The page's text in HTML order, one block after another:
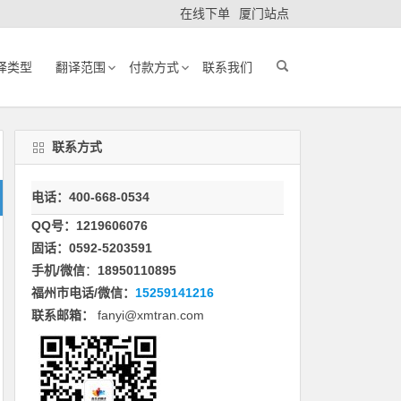
在线下单 厦门站点
类型 翻译范围 付款方式 联系我们
联系方式
电话：400-668-0534
QQ号：1219606076
固话：0592-5203591
手机/微信： 18950110895
福州市电话/微信： 15259141216
联系邮箱： fanyi@xmtran.com